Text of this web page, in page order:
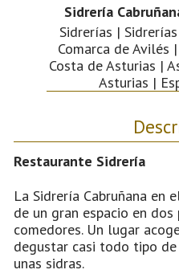
Sidrería
Sidrerías |
Comarca de Avilés
Costa de Asturias |
Asturias |
Restaurante Sidrería
La Sidrería Cabruñana en
de un gran espacio en
comedores. Un lugar
degustar casi todo tipo
unas sidras.